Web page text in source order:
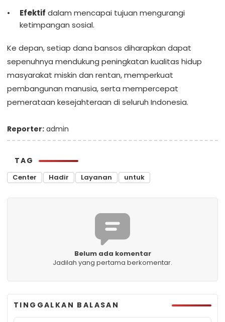
Efektif dalam mencapai tujuan mengurangi
ketimpangan sosial.
Ke depan, setiap dana bansos diharapkan dapat
sepenuhnya mendukung peningkatan kualitas hidup
masyarakat miskin dan rentan, memperkuat
pembangunan manusia, serta mempercepat
pemerataan kesejahteraan di seluruh Indonesia.
Reporter: admin
TAG
Center Hadir Layanan untuk
Belum ada komentar
Jadilah yang pertama berkomentar.
TINGGALKAN BALASAN